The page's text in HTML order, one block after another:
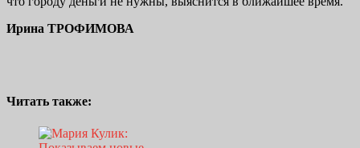
Ирина ТРОФИМОВА
Читать также: